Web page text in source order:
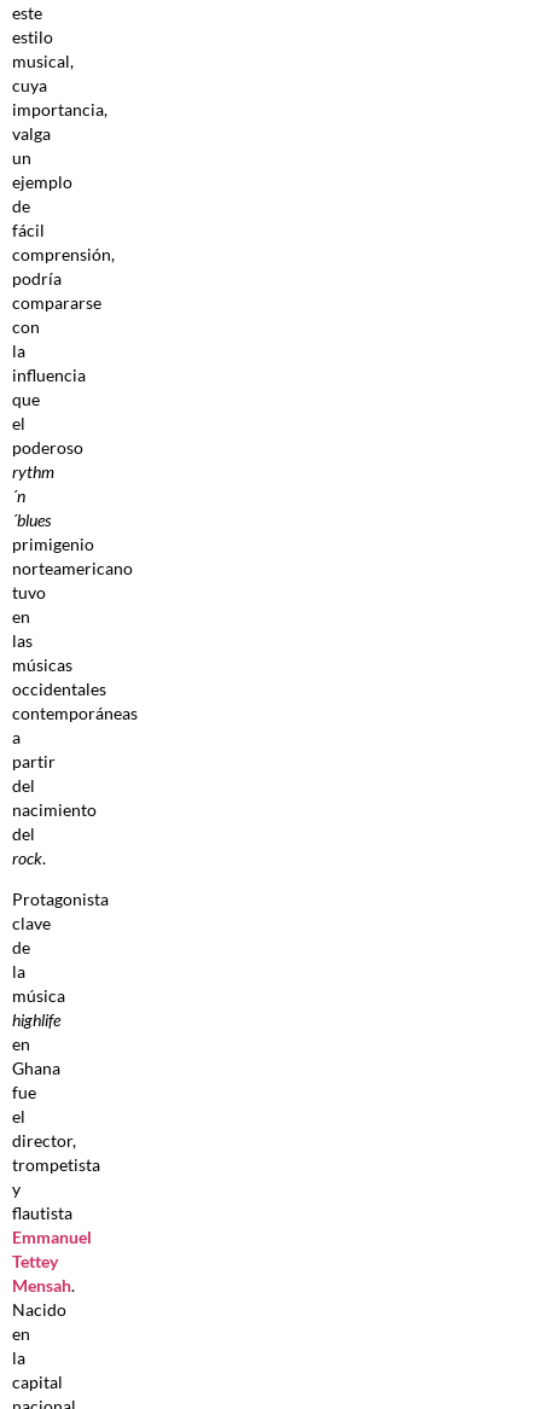
este
estilo
musical,
cuya
importancia,
valga
un
ejemplo
de
fácil
comprensión,
podría
compararse
con
la
influencia
que
el
poderoso
rythm
´n
´blues
primigenio
norteamericano
tuvo
en
las
músicas
occidentales
contemporáneas
a
partir
del
nacimiento
del
rock.
Protagonista
clave
de
la
música
highlife
en
Ghana
fue
el
director,
trompetista
y
flautista
Emmanuel
Tettey
Mensah.
Nacido
en
la
capital